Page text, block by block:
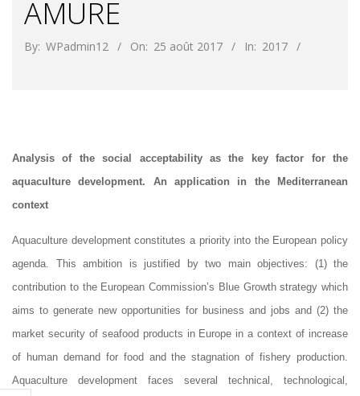
AMURE
By: WPadmin12 On: 25 août 2017 In: 2017
Analysis of the social acceptability as the key factor for the
aquaculture development. An application in the Mediterranean
context
Aquaculture development constitutes a priority into the European policy
agenda. This ambition is justified by two main objectives: (1) the
contribution to the European Commission’s Blue Growth strategy which
aims to generate new opportunities for business and jobs and (2) the
market security of seafood products in Europe in a context of increase
of human demand for food and the stagnation of fishery production.
Aquaculture development faces several technical, technological,